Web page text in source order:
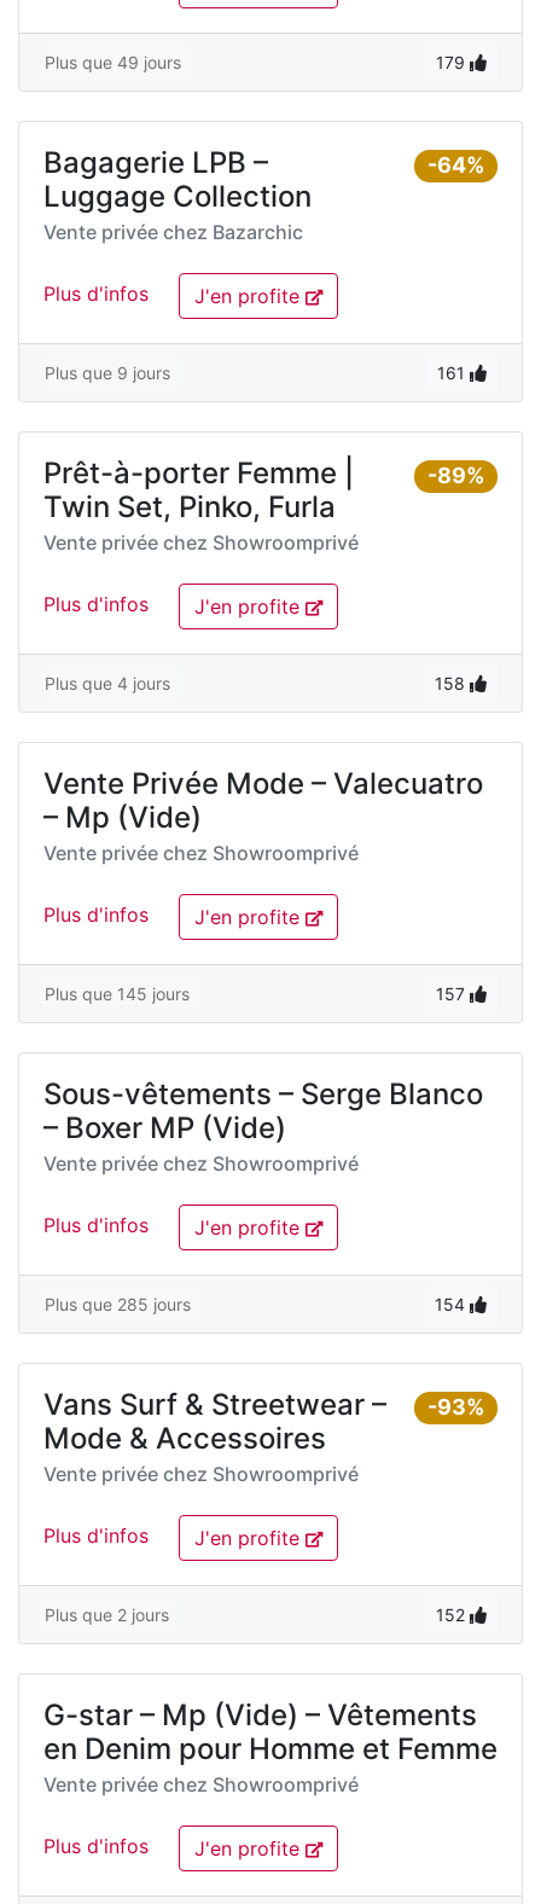
Plus que 49 jours 179
-64%
Bagagerie LPB –
Luggage Collection
Vente privée chez Bazarchic
Plus d'infos J'en profite
Plus que 9 jours 161
-89%
Prêt-à-porter Femme |
Twin Set, Pinko, Furla
Vente privée chez Showroomprivé
Plus d'infos J'en profite
Plus que 4 jours 158
Vente Privée Mode – Valecuatro
– Mp (Vide)
Vente privée chez Showroomprivé
Plus d'infos J'en profite
Plus que 145 jours 157
Sous-vêtements – Serge Blanco
– Boxer MP (Vide)
Vente privée chez Showroomprivé
Plus d'infos J'en profite
Plus que 285 jours 154
-93%
Vans Surf & Streetwear –
Mode & Accessoires
Vente privée chez Showroomprivé
Plus d'infos J'en profite
Plus que 2 jours 152
G-star – Mp (Vide) – Vêtements
en Denim pour Homme et Femme
Vente privée chez Showroomprivé
Plus d'infos J'en profite